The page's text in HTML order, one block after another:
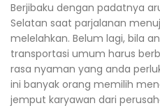
Berjibaku dengan padatnya
Selatan saat parjalanan
melelahkan. Belum lagi, bila
transportasi umum harus
rasa nyaman yang anda
ini banyak orang memilih
jemput karyawan dari